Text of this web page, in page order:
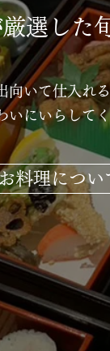
選した
向いて仕入れ
いにいらして
料理につい